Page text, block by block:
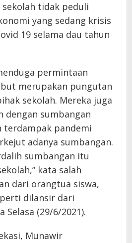
tidak peduli
yang sedang krisis
19 selama dau tahun
permintaan
merupakan pungutan
sekolah. Mereka juga
dengan sumbangan
pandemi
adanya sumbangan.
sumbangan itu
kata salah
dari orangtua siswa,
dilansir dari
Selasa (29/6/2021).
Munawir